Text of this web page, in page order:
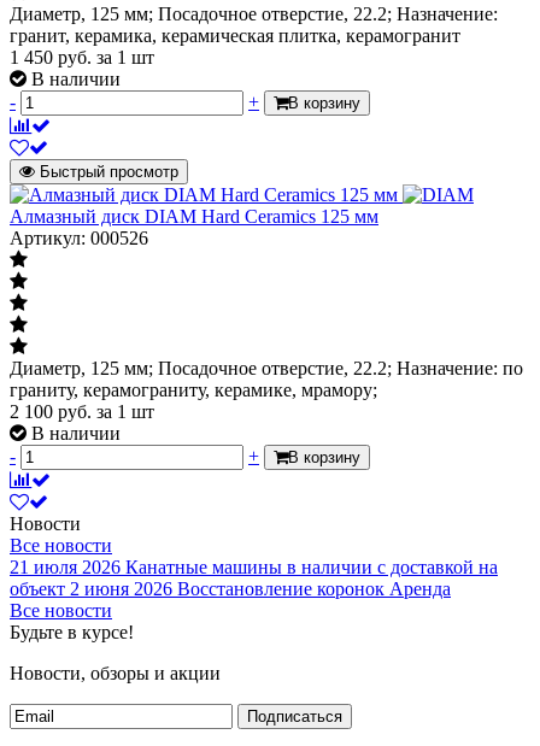
Диаметр, 125 мм; Посадочное отверстие, 22.2; Назначение:
гранит, керамика, керамическая плитка, керамогранит
1 450 руб. за 1 шт
В наличии
-
+ В корзину
Быстрый просмотр
Алмазный диск DIAM Hard Ceramics 125 мм
Артикул: 000526
Диаметр, 125 мм; Посадочное отверстие, 22.2; Назначение: по
граниту, керамограниту, керамике, мрамору;
2 100 руб. за 1 шт
В наличии
-
+ В корзину
Новости
Все новости
21 июля 2026 Канатные машины в наличии с доставкой на
объект 2 июня 2026 Восстановление коронок Аренда
Все новости
Будьте в курсе!
Новости, обзоры и акции
Подписаться